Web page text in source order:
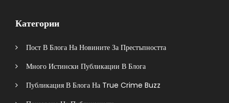
Категории
Пост В Блога На Новините За Престъпността
Много Истински Публикации В Блога
Публикация В Блога На True Crime Buzz